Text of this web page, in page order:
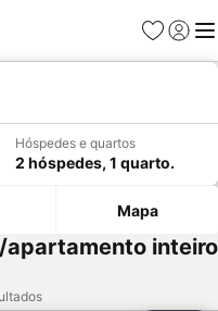
Favoritos
Iniciar
Hóspedes e quartos
2 hóspedes, 1 quarto.
Mapa
apartamento inteiro